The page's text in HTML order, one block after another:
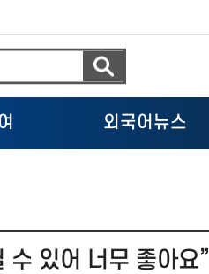
외국어뉴스
수 있어 너무 좋아요”